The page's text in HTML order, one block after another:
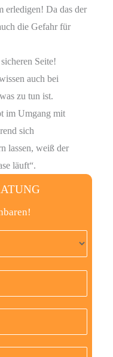
erledigen! Da das der
die Gefahr für
Seite!
auch bei
zu tun ist.
im Umgang mit
sich
lassen, weiß der
läuft“.